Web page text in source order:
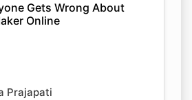
Gets Wrong About
Online
Prajapati